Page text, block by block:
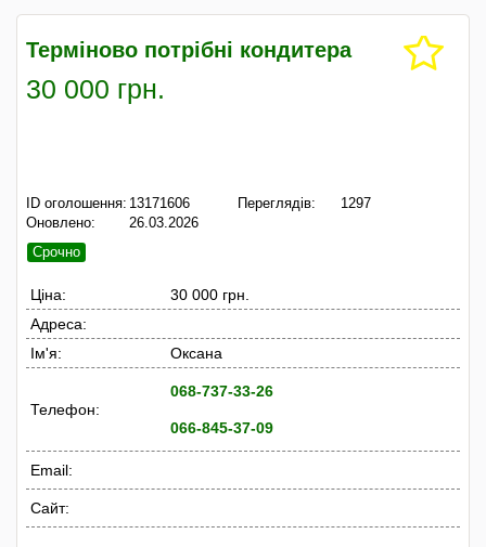
Терміново потрібні кондитера
30 000 грн.
ID оголошення: 13171606
Оновлено:
26.03.2026
Переглядів: 1297
Срочно
Ціна:
30 000 грн.
Адреса:
Ім'я:
Оксана
Телефон:
068-737-33-26
066-845-37-09
Email:
Сайт: